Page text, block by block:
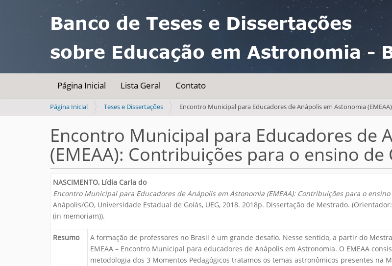
Banco de Teses e Dissertações
sobre Educação em Astronomia -
Página Inicial Lista Geral Contato
V
e
s
t
u
:
Página Inicial Teses e Dissertações Encontro Municipal para Educadores de Anápolis em Astonomia
Encontro Municipal para Educadores de
(EMEAA): Contribuições para o ensino de
NASCIMENTO, Lídia Carla do
Encontro Municipal para Educadores de Anápolis em Astonomia (EMEAA): Contribuições para o
Anápolis/GO, Universidade Estadual de Goiás, UEG, 2018. 2018p. Dissertação de Mestrado.
(in memoriam)).
Resumo
A formação de professores no Brasil é um grande desafio. Nesse sentido, a partir do
EMEAA – Encontro Municipal para educadores de Anápolis em Astronomia. O EMEAA
metodologia dos 3 Momentos Pedagógicos tratamos os temas astronômicos presentes na